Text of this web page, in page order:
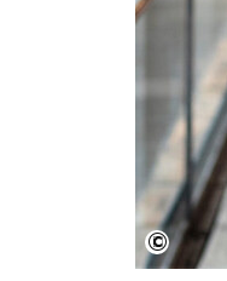
Jana